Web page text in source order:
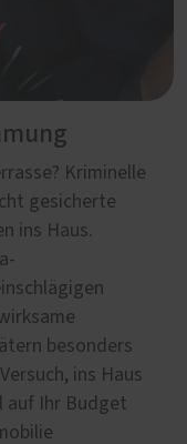
Kriminelle
gesicherte
ins Haus.
besonders
ins Haus
auf Ihr Budget